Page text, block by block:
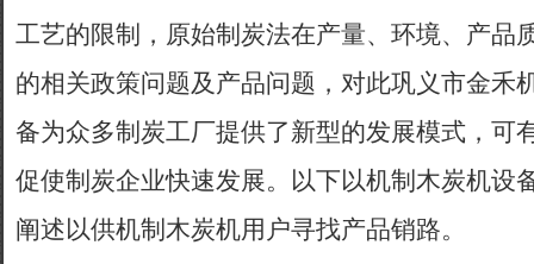
工艺的限制，原始制炭法在产量、环境、产品
的相关政策问题及产品问题，对此巩义市金禾
备为众多制炭工厂提供了新型的发展模式，可
促使制炭企业快速发展。以下以机制木炭机设
阐述以供机制木炭机用户寻找产品销路。